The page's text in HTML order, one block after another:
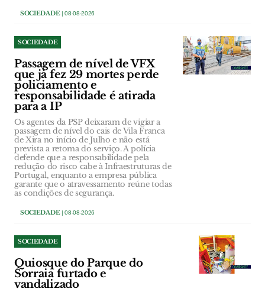
SOCIEDADE| 08-08-2026
SOCIEDADE
Passagem de nível de VFX
que já fez 29 mortes perde
policiamento e
responsabilidade é atirada
para a IP
Os agentes da PSP deixaram de vigiar a
passagem de nível do cais de Vila Franca
de Xira no início de Julho e não está
prevista a retoma do serviço. A polícia
defende que a responsabilidade pela
redução do risco cabe à Infraestruturas de
Portugal, enquanto a empresa pública
garante que o atravessamento reúne todas
as condições de segurança.
SOCIEDADE| 08-08-2026
SOCIEDADE
Quiosque do Parque do
Sorraia furtado e
vandalizado